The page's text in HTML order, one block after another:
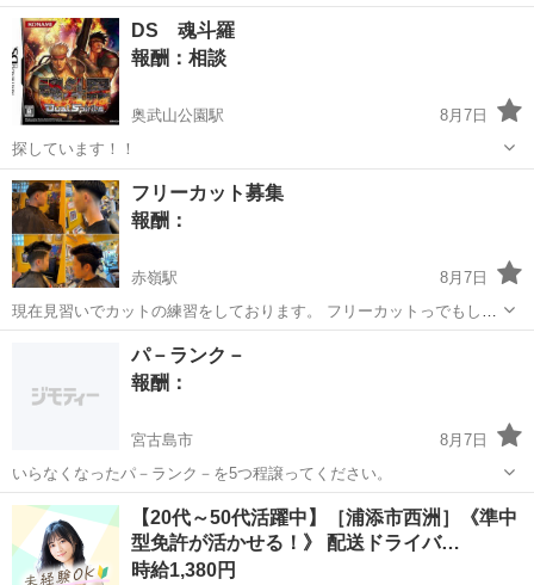
安でレンタルしてもらえませんか？数ヶ月検討しています。
沖縄 うるま市 貸して
DS 魂斗羅
報酬：相談
奥武山公園駅
8月7日
探しています！！
沖縄 那覇市 奥武山公園駅
フリーカット募集
報酬：
赤嶺駅
8月7日
現在見習いでカットの練習をしております。 フリーカットっでもし自
分の髪を切ってもいいよと来てくれる方がございましたらよろしくお
願い致します。 カット可能な時間は基本的に19時にスタートとなりっ
ております。 ご協力の方よろしく...
豊見城市 赤嶺駅
パ－ランク－
報酬：
宮古島市
8月7日
いらなくなったパ－ランク－を5つ程譲ってください。
沖縄 宮古島市 買いたい/ください
【20代～50代活躍中】［浦添市西洲］《準中
型免許が活かせる！》 配送ドライバ…
時給1,380円